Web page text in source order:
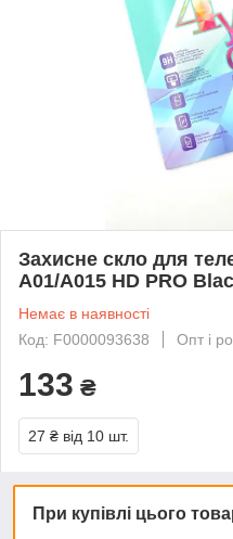
Захисне скло для
A01/A015 HD PRO
Немає в наявності
Код: F0000093638
Опт і
133 ₴
27 ₴ від 10 шт.
При купівлі цього